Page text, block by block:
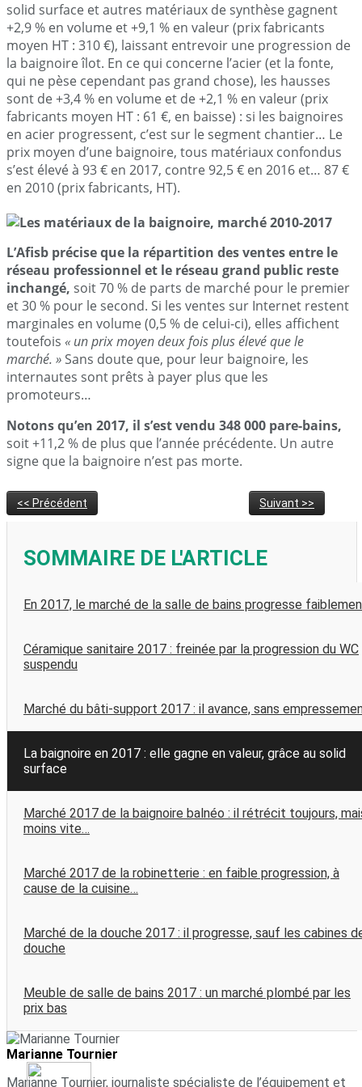
solid surface et autres matériaux de synthèse gagnent
+2,9 % en volume et +9,1 % en valeur (prix fabricants
moyen HT : 310 €), laissant entrevoir une progression de
la baignoire îlot. En ce qui concerne l’acier (et la fonte,
qui ne pèse cependant pas grand chose), les hausses
sont de +3,4 % en volume et de +2,1 % en valeur (prix
fabricants moyen HT : 61 €, en baisse) : si les baignoires
en acier progressent, c’est sur le segment chantier… Le
prix moyen d’une baignoire, tous matériaux confondus
s’est élevé à 93 € en 2017, contre 92,5 € en 2016 et… 87 €
en 2010 (prix fabricants, HT).
L’Afisb précise que la répartition des ventes entre le
réseau professionnel et le réseau grand public reste
inchangé, soit 70 % de parts de marché pour le premier
et 30 % pour le second. Si les ventes sur Internet restent
marginales en volume (0,5 % de celui-ci), elles affichent
toutefois « un prix moyen deux fois plus élevé que le
marché. » Sans doute que, pour leur baignoire, les
internautes sont prêts à payer plus que les
promoteurs…
Notons qu’en 2017, il s’est vendu 348 000 pare-bains,
soit +11,2 % de plus que l’année précédente. Un autre
signe que la baignoire n’est pas morte.
<< Précédent Suivant >>
SOMMAIRE DE L'ARTICLE
En 2017, le marché de la salle de bains progresse
Céramique sanitaire 2017 : freinée par la progression du WC
suspendu
Marché du bâti-support 2017 : il avance, sans
La baignoire en 2017 : elle gagne en valeur, grâce au solid
surface
Marché 2017 de la baignoire balnéo : il rétrécit toujours,
moins vite…
Marché 2017 de la robinetterie : en faible progression, à
cause de la cuisine…
Marché de la douche 2017 : il progresse, sauf les cabines
douche
Meuble de salle de bains 2017 : un marché plombé par les
prix bas
Marianne Tournier
Marianne Tournier, journaliste spécialiste de l’équipement et